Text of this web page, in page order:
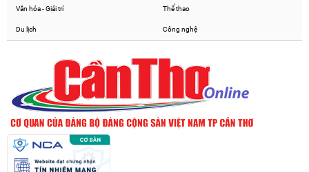
Văn hóa - Giải trí Thể thao
Du lịch Công nghệ